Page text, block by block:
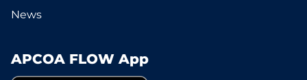
News
APCOA FLOW App